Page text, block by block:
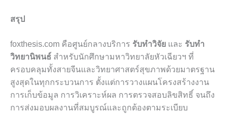
สรุป
foxthesis.com คือศูนย์กลางบริการ รับทำวิจัย และ รับทำ
วิทยานิพนธ์ สำหรับนักศึกษามหาวิทยาลัยหัวเฉียวฯ ที่
ครอบคลุมทั้งสายจีนและวิทยาศาสตร์สุขภาพด้วยมาตรฐาน
สูงสุดในทุกกระบวนการ ตั้งแต่การวางแผนโครงสร้างงาน
การเก็บข้อมูล การวิเคราะห์ผล การตรวจสอบลิขสิทธิ์ จนถึง
การส่งมอบผลงานที่สมบูรณ์และถูกต้องตามระเบียบ